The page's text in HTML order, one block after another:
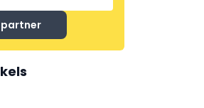
partner